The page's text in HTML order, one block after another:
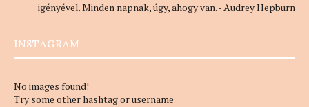
igényével. Minden napnak, úgy, ahogy van. - Audrey Hepburn
INSTAGRAM
No images found!
Try some other hashtag or username